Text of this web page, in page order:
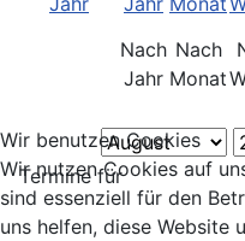
Nach
Jahr
Nach
Monat
Termine für
Wir benutzen Cookies
Wir nutzen Cookies auf
sind essenziell für den
uns helfen, diese Website